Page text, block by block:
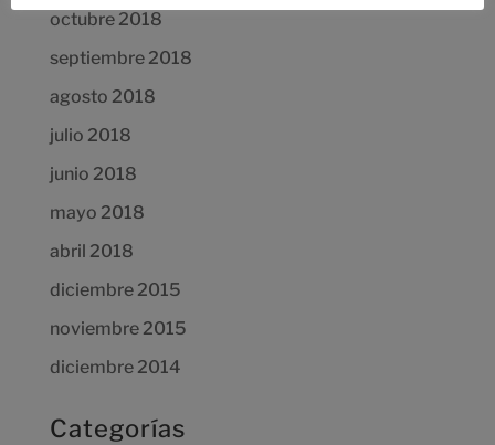
octubre 2018
septiembre 2018
agosto 2018
julio 2018
junio 2018
mayo 2018
abril 2018
diciembre 2015
noviembre 2015
diciembre 2014
Categorías